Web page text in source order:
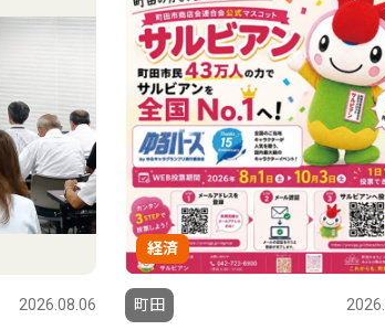
2026.08.06
経済
町田